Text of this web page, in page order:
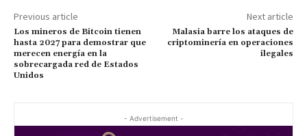
Previous article
Los mineros de Bitcoin tienen
hasta 2027 para demostrar que
merecen energía en la
sobrecargada red de Estados
Unidos
Next article
Malasia barre los ataques de
criptominería en operaciones
ilegales
- Advertisement -